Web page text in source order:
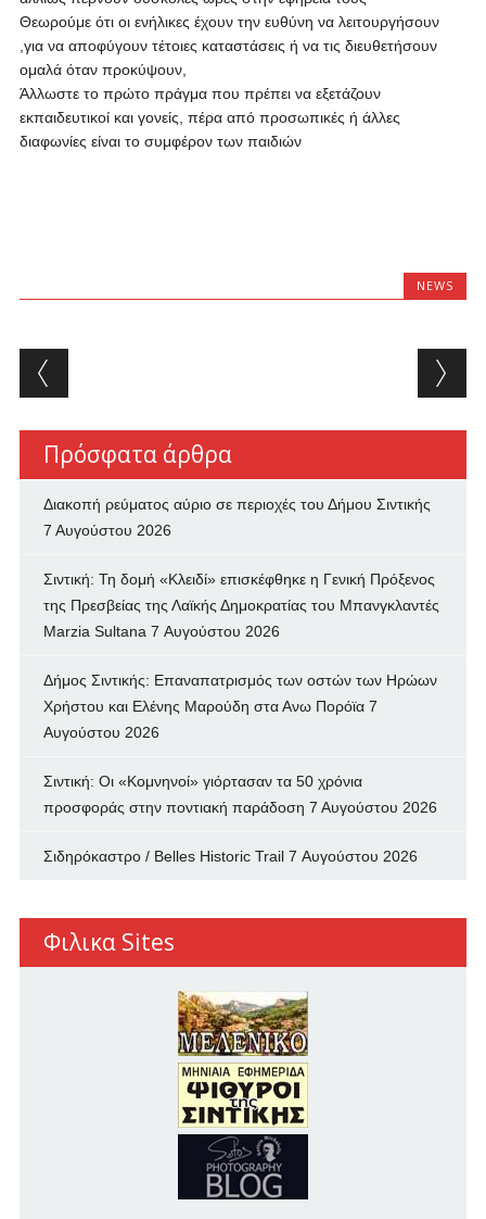
Θεωρούμε ότι οι ενήλικες έχουν την ευθύνη να λειτουργήσουν
,για να αποφύγουν τέτοιες καταστάσεις ή να τις διευθετήσουν
ομαλά όταν προκύψουν,
Άλλωστε το πρώτο πράγμα που πρέπει να εξετάζουν
εκπαιδευτικοί και γονείς, πέρα από προσωπικές ή άλλες
διαφωνίες είναι το συμφέρον των παιδιών
NEWS
Post navigation
Πρόσφατα άρθρα
Διακοπή ρεύματος αύριο σε περιοχές του Δήμου Σιντικής
7 Αυγούστου 2026
Σιντική: Τη δομή «Κλειδί» επισκέφθηκε η Γενική Πρόξενος
της Πρεσβείας της Λαϊκής Δημοκρατίας του Μπανγκλαντές
Marzia Sultana 7 Αυγούστου 2026
Δήμος Σιντικής: Επαναπατρισμός των oστών των Ηρώων
Χρήστου και Ελένης Μαρούδη στα Ανω Πορόϊα 7
Αυγούστου 2026
Σιντική: Οι «Κομνηνοί» γιόρτασαν τα 50 χρόνια
προσφοράς στην ποντιακή παράδοση 7 Αυγούστου 2026
Σιδηρόκαστρο / Belles Historic Trail 7 Αυγούστου 2026
Φιλικα Sites